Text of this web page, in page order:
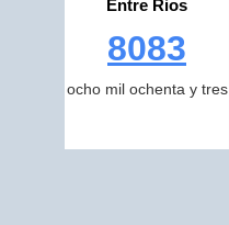
Entre Rios
8083
ocho mil ochenta y tres